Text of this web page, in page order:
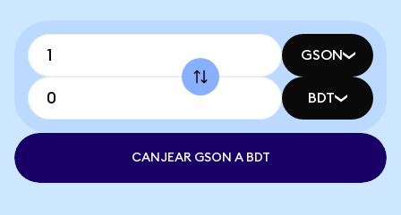
GSON
BDT
CANJEAR GSON A BDT